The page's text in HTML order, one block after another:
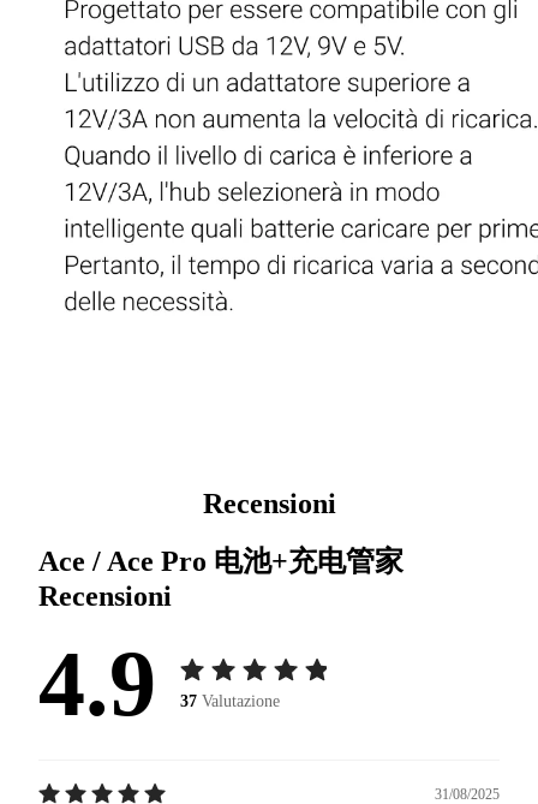
Recensioni
Ace / Ace Pro 电池+充电管家
Recensioni
4.9 37 Valutazione
31/08/2025